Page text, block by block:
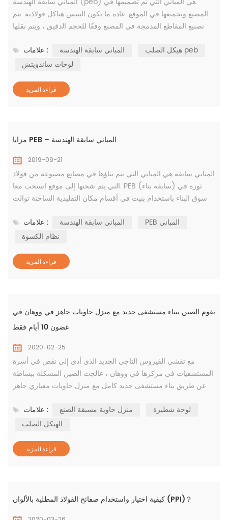
المصنع وتجميعها في الموقع. عادة ما تكون البيبس هياكل فولاذية. يتم
تصنيع المقاطع المدمجة في المصنع وفقًا للحجم الدقيق ، ويتم نقلها
من المفاهيم الهيكلية بشكل عام لبناء المباني الصناعية ومحطات
المترو والمستودعات إلخ. أدى تبني peb بدلاً من مفهوم تصميم المباني
علامات : المباني سابقة الهندسة
هيكل الصلب peb
لوحات ساندويتش
قراءة المزيد
مزايا PEB – المباني سابقة الهندسة
2019-09-21
المباني سابقة هي المباني التي يتم بناؤها في مصانع مصنوعة من فولاذ
التي يتم شحنها إلى موقع انسحب معا. PEB (سابقة بناء) ثورة في
سوق البناء باستخدام بنيت في أقسام مكان التقليدية الساخنة توالت
الصناعة التي يتم توفيرها من قبل PEB. PEB مفهوم ينطوي على نظم
البناء الصلب والتي هي قبل تصميم الجاهزة. كما يشير الاسم نفسه ،
علامات : المباني سابقة الهندسة
PEB المباني
نظام الكسوة
قراءة المزيد
تقوم الصين ببناء مستشفى جديد مع منزل حاويات جاهز في ووهان في
غضون 10 أيام فقط
2020-02-25
مع تفشي الفيروس التاجي الجديد الذي أدى إلى نقص في أسرة
المستشفيات في مركزها في ووهان ، عالجت الصين المشكلة ببساطة
عن طريق بناء مستشفى جديد كامل مع منزل حاويات معياري جاهز
المرضى المصابين بالفيروس بعد 10 أيام فقط من بدء البناء في
المستشفى في 23 يناير. يعمل به 1400 عامل طبي ، تم تصميم
شياوتانغ...
علامات : منزل حاوية مسبقة الصنع
لوحة شطيرة
الهيكل الصلب
قراءة المزيد
كيفية اختيار واستخدام صفائح الفولاذ المطلية بالألوان (PPI)？